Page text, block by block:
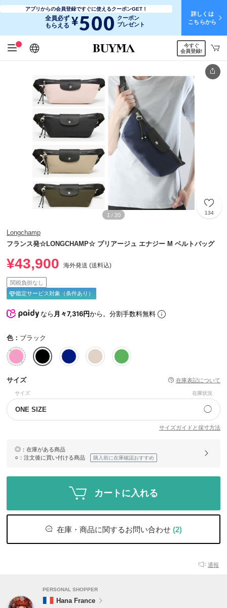
アプリからの会員登録ですぐに使えるクーポンGET！
全員必ず
もらえる ¥500 クーポン
プレゼント
詳しくは
こちらから
日本語
English
简体中文
繁體中文
今すぐ
会員登録!
1 / 20 134
Longchamp
フランス発☆LONGCHAMP☆ プリアージュ エナジー M ベルトバッグ
¥43,900 海外発送 (送料込)
関税負担なし
鑑定サービス対象（条件あり）
なら月々7,316円から。分割手数料無料
色： ブラック
サイズ 在庫表記について
サイズ 在庫状況
ONE SIZE ◯
サイズガイドと採寸方法
◎ ：在庫がある商品
○ ：注文後に買い付ける商品 購入前に在庫確認おすすめ
カートに入れる
在庫・商品に関するお問い合わせ (2)
通報
PERSONAL SHOPPER
Hana France